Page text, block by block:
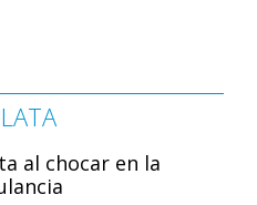
al chocar en la